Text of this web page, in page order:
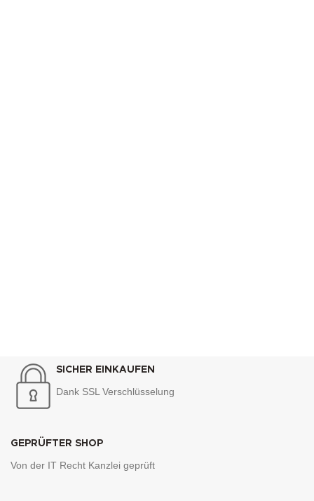
SICHER EINKAUFEN
Dank SSL Verschlüsselung
GEPRÜFTER SHOP
Von der IT Recht Kanzlei geprüft